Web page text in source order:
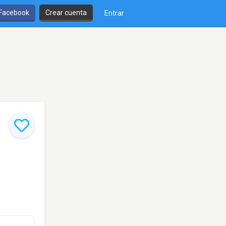
Crear cuenta Entrar